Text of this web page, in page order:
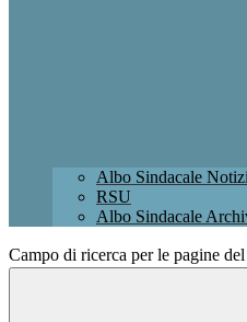
Albo Sindacale
RSU
Albo Sindacale
Campo di ricerca per le pagine